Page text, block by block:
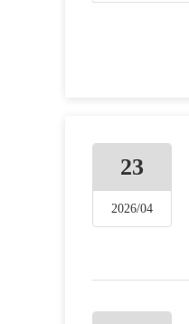
23
2026/04